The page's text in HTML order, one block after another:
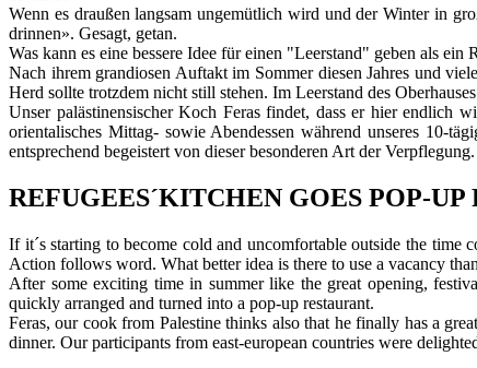
Wenn es draußen langsam ungemütlich wird und der Winter in
drinnen». Gesagt, getan.
Was kann es eine bessere Idee für einen "Leerstand" geben als ein
Nach ihrem grandiosen Auftakt im Sommer diesen Jahres und
Herd sollte trotzdem nicht still stehen. Im Leerstand des
Unser palästinensischer Koch Feras findet, dass er hier endlich
orientalisches Mittag- sowie Abendessen während unseres 10-
entsprechend begeistert von dieser besonderen Art der
REFUGEES´KITCHEN GOES POP-UP
If it´s starting to become cold and uncomfortable outside the
Action follows word. What better idea is there to use a vacancy
After some exciting time in summer like the great opening,
quickly arranged and turned into a pop-up restaurant.
Feras, our cook from Palestine thinks also that he finally has a
dinner. Our participants from east-european countries were